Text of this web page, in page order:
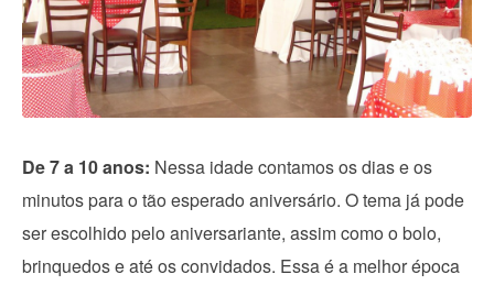
De 7 a 10 anos: Nessa idade contamos os dias e os
minutos para o tão esperado aniversário. O tema já pode
ser escolhido pelo aniversariante, assim como o bolo,
brinquedos e até os convidados. Essa é a melhor época